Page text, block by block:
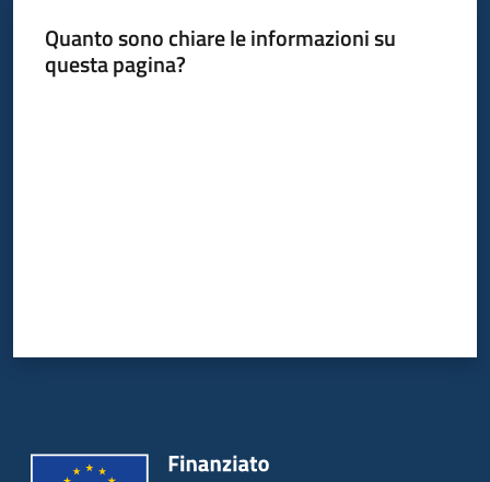
Quanto sono chiare le informazioni su
questa pagina?